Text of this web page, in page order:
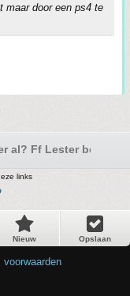
maar door een ps4 te
al? Ff Lester bellen
links
Nieuw Opslaan
voorwaarden